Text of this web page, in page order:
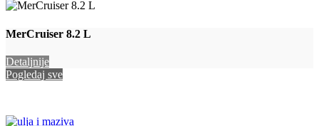
MerCruiser 8.2 L
Detaljnije
Pogledaj sve